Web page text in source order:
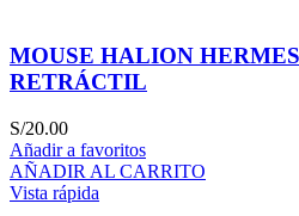
MOUSE HALION
RETRÁCTIL
S/20.00
Añadir a favoritos
AÑADIR AL CARRITO
Vista rápida